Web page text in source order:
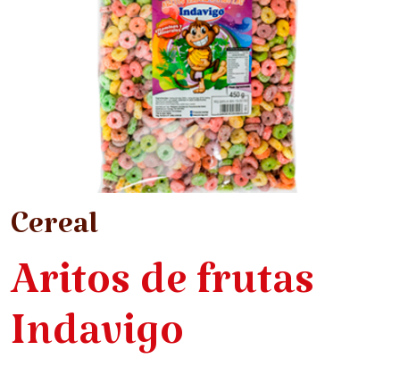
Cereal
Aritos de frutas
Indavigo